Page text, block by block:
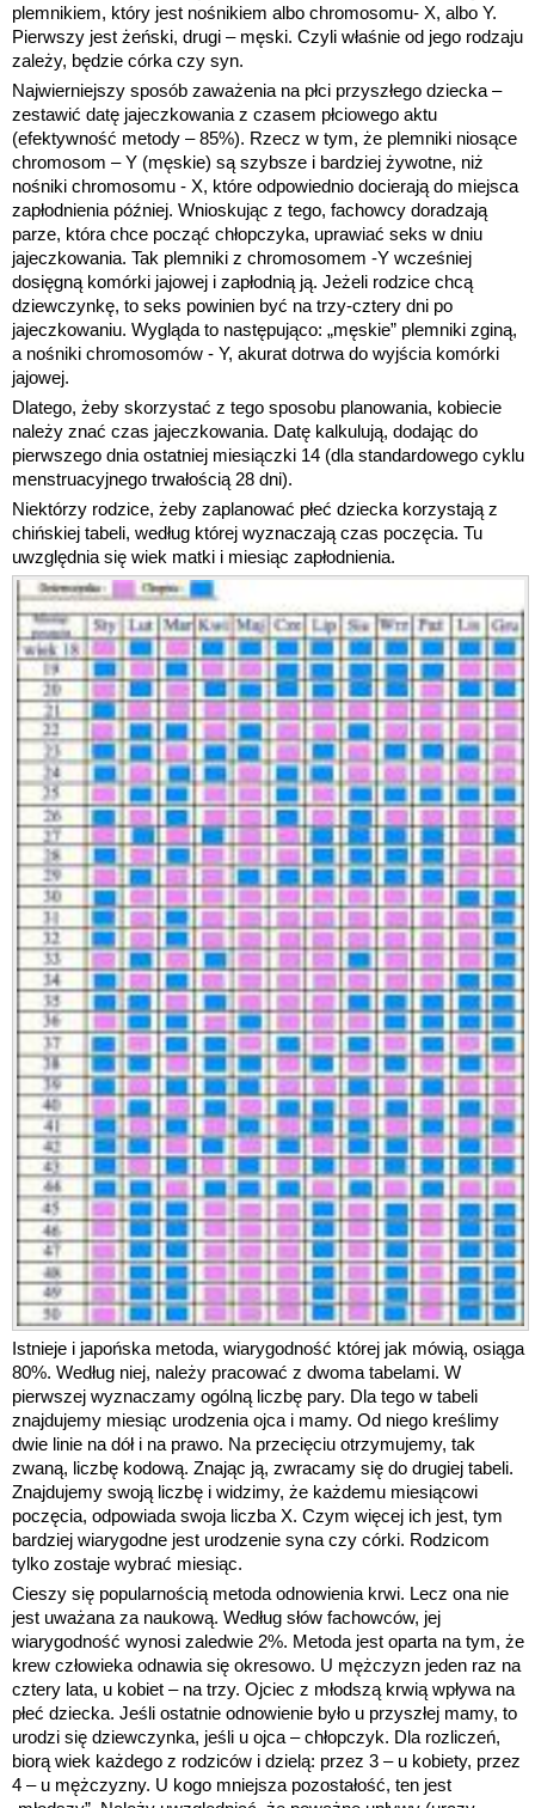
plemnikiem, który jest nośnikiem albo chromosomu- X, albo Y.
Pierwszy jest żeński, drugi – męski. Czyli właśnie od jego rodzaju
zależy, będzie córka czy syn.
Najwierniejszy sposób zaważenia na płci przyszłego dziecka –
zestawić datę jajeczkowania z czasem płciowego aktu
(efektywność metody – 85%). Rzecz w tym, że plemniki niosące
chromosom – Y (męskie) są szybsze i bardziej żywotne, niż
nośniki chromosomu - X, które odpowiednio docierają do miejsca
zapłodnienia później. Wnioskując z tego, fachowcy doradzają
parze, która chce począć chłopczyka, uprawiać seks w dniu
jajeczkowania. Tak plemniki z chromosomem -Y wcześniej
dosięgną komórki jajowej i zapłodnią ją. Jeżeli rodzice chcą
dziewczynkę, to seks powinien być na trzy-cztery dni po
jajeczkowaniu. Wygląda to następująco: „męskie” plemniki zginą,
a nośniki chromosomów - Y, akurat dotrwa do wyjścia komórki
jajowej.
Dlatego, żeby skorzystać z tego sposobu planowania, kobiecie
należy znać czas jajeczkowania. Datę kalkulują, dodając do
pierwszego dnia ostatniej miesiączki 14 (dla standardowego cyklu
menstruacyjnego trwałością 28 dni).
Niektórzy rodzice, żeby zaplanować płeć dziecka korzystają z
chińskiej tabeli, według której wyznaczają czas poczęcia. Tu
uwzględnia się wiek matki i miesiąc zapłodnienia.
Istnieje i japońska metoda, wiarygodność której jak mówią, osiąga
80%. Według niej, należy pracować z dwoma tabelami. W
pierwszej wyznaczamy ogólną liczbę pary. Dla tego w tabeli
znajdujemy miesiąc urodzenia ojca i mamy. Od niego kreślimy
dwie linie na dół i na prawo. Na przecięciu otrzymujemy, tak
zwaną, liczbę kodową. Znając ją, zwracamy się do drugiej tabeli.
Znajdujemy swoją liczbę i widzimy, że każdemu miesiącowi
poczęcia, odpowiada swoja liczba Х. Czym więcej ich jest, tym
bardziej wiarygodne jest urodzenie syna czy córki. Rodzicom
tylko zostaje wybrać miesiąc.
Cieszy się popularnością metoda odnowienia krwi. Lecz ona nie
jest uważana za naukową. Według słów fachowców, jej
wiarygodność wynosi zaledwie 2%. Metoda jest oparta na tym, że
krew człowieka odnawia się okresowo. U mężczyzn jeden raz na
cztery lata, u kobiet – na trzy. Ojciec z młodszą krwią wpływa na
płeć dziecka. Jeśli ostatnie odnowienie było u przyszłej mamy, to
urodzi się dziewczynka, jeśli u ojca – chłopczyk. Dla rozliczeń,
biorą wiek każdego z rodziców i dzielą: przez 3 – u kobiety, przez
4 – u mężczyzny. U kogo mniejsza pozostałość, ten jest